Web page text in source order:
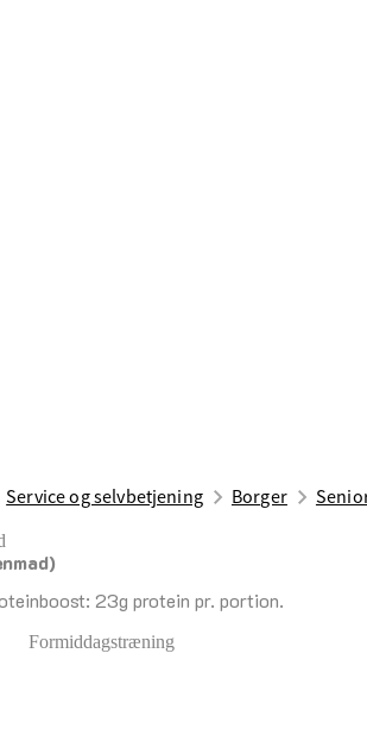
Service og selvbetjening Borger
23g protein pr. portion.
2026
Formiddagstræning